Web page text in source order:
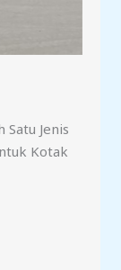
Satu Jenis
Kotak